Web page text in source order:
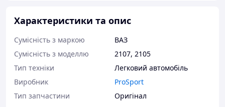
Характеристики та опис
Сумісність з маркою
ВАЗ
Сумісність з моделлю
2107, 2105
Тип техніки
Легковий автомобіль
Виробник
ProSport
Тип запчастини
Оригінал